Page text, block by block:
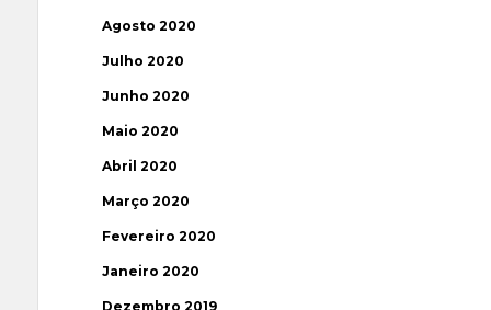
Agosto 2020
Julho 2020
Junho 2020
Maio 2020
Abril 2020
Março 2020
Fevereiro 2020
Janeiro 2020
Dezembro 2019